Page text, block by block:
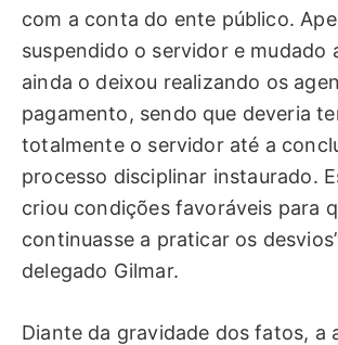
com a conta do ente público.
suspendido o servidor e mudado
ainda o deixou realizando os
pagamento, sendo que deveria
totalmente o servidor até a
processo disciplinar instaurado.
criou condições favoráveis para
continuasse a praticar os
delegado Gilmar.
Diante da gravidade dos fatos, a